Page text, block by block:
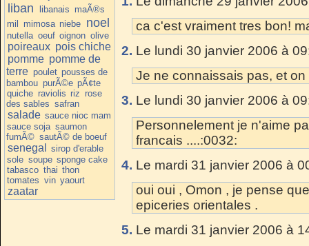
liban libanais maÃ®s
mil mimosa niebe noel
nutella oeuf oignon olive
poireaux pois chiche
pomme pomme de
terre poulet pousses de
bambou purÃ©e pÃ¢te
quiche raviolis riz rose
des sables safran
salade sauce nioc mam
sauce soja saumon
fumÃ© sautÃ© de boeuf
senegal
sirop d'erable
sole soupe sponge cake
tabasco thai thon
tomates vin yaourt
zaatar
ca c'est vraiment tres bon!
2. Le lundi 30 janvier 2006 à
Je ne connaissais pas, et
3. Le lundi 30 janvier 2006 à
Personnelement je n'aime
francais ....:0032:
4. Le mardi 31 janvier 2006 à
oui oui , Omon , je pense
epiceries orientales .
5. Le mardi 31 janvier 2006 à